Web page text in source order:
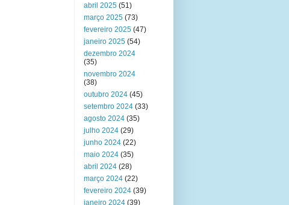
abril 2025 (51)
março 2025 (73)
fevereiro 2025 (47)
janeiro 2025 (54)
dezembro 2024
(35)
novembro 2024
(38)
outubro 2024 (45)
setembro 2024 (33)
agosto 2024 (35)
julho 2024 (29)
junho 2024 (22)
maio 2024 (35)
abril 2024 (28)
março 2024 (22)
fevereiro 2024 (39)
janeiro 2024 (39)